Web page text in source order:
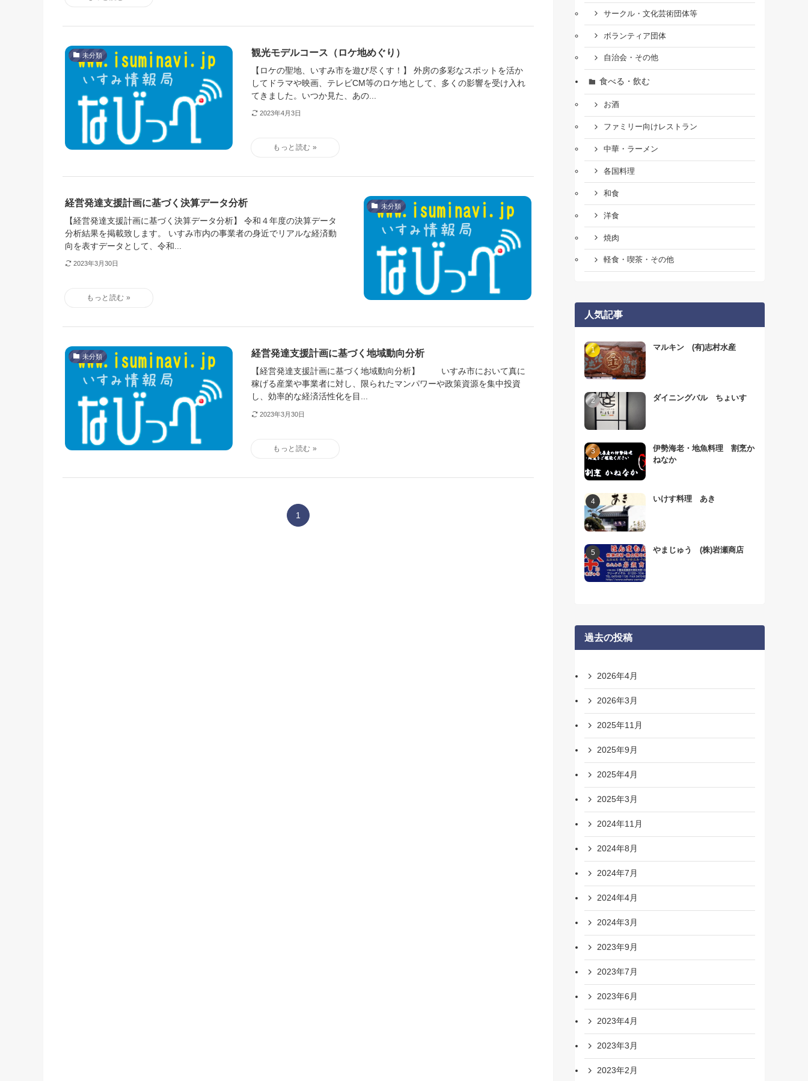
未分類 観光モデルコース（ロケ地めぐり）
【ロケの聖地、いすみ市を遊び尽くす！】 外房の多彩なスポットを活か
してドラマや映画、テレビCM等のロケ地として、多くの影響を受け入れ
てきました。いつか見た、あの...
2023年4月3日
未分類
経営発達支援計画に基づく決算データ分析
【経営発達支援計画に基づく決算データ分析】 令和４年度の決算データ
分析結果を掲載致します。 いすみ市内の事業者の身近でリアルな経済動
向を表すデータとして、令和...
2023年3月30日
未分類 経営発達支援計画に基づく地域動向分析
【経営発達支援計画に基づく地域動向分析】 いすみ市において真に
稼げる産業や事業者に対し、限られたマンパワーや政策資源を集中投資
し、効率的な経済活性化を目...
2023年3月30日
1
サークル・文化芸術団体等
ボランティア団体
自治会・その他
食べる・飲む
お酒
ファミリー向けレストラン
中華・ラーメン
各国料理
和食
洋食
焼肉
軽食・喫茶・その他
人気記事
マルキン (有)志村水産
ダイニングバル ちょいす
伊勢海老・地魚料理 割烹か
ねなか
いけす料理 あき
やまじゅう (株)岩瀬商店
過去の投稿
2026年4月
2026年3月
2025年11月
2025年9月
2025年4月
2025年3月
2024年11月
2024年8月
2024年7月
2024年4月
2024年3月
2023年9月
2023年7月
2023年6月
2023年4月
2023年3月
2023年2月